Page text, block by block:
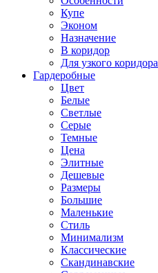
Купе
Эконом
Назначение
В коридор
Для узкого коридора
Гардеробные
Цвет
Белые
Светлые
Серые
Темные
Цена
Элитные
Дешевые
Размеры
Большие
Маленькие
Стиль
Минимализм
Классические
Скандинавские